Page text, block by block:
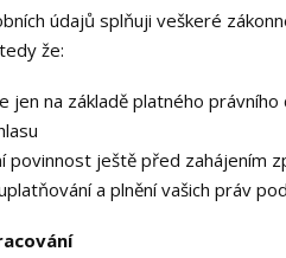
údajů splňuji veškeré
že:
jen na základě platného
povinnost ještě před zahájením
a plnění vašich práv